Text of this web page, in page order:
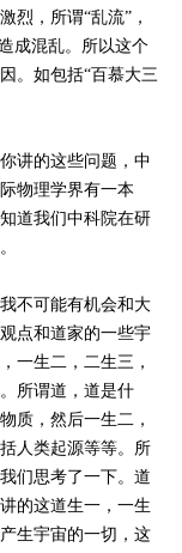
烈，所谓“乱流”，
成混乱。所以这个
。如包括“百慕大三
讲的这些问题，中
物理学界有一本
道我们中科院在研
不可能有机会和大
点和道家的一些宇
一生二，二生三，
所谓道，道是什
质，然后一生二，
人类起源等等。所
们思考了一下。道
的这道生一，一生
生宇宙的一切，这